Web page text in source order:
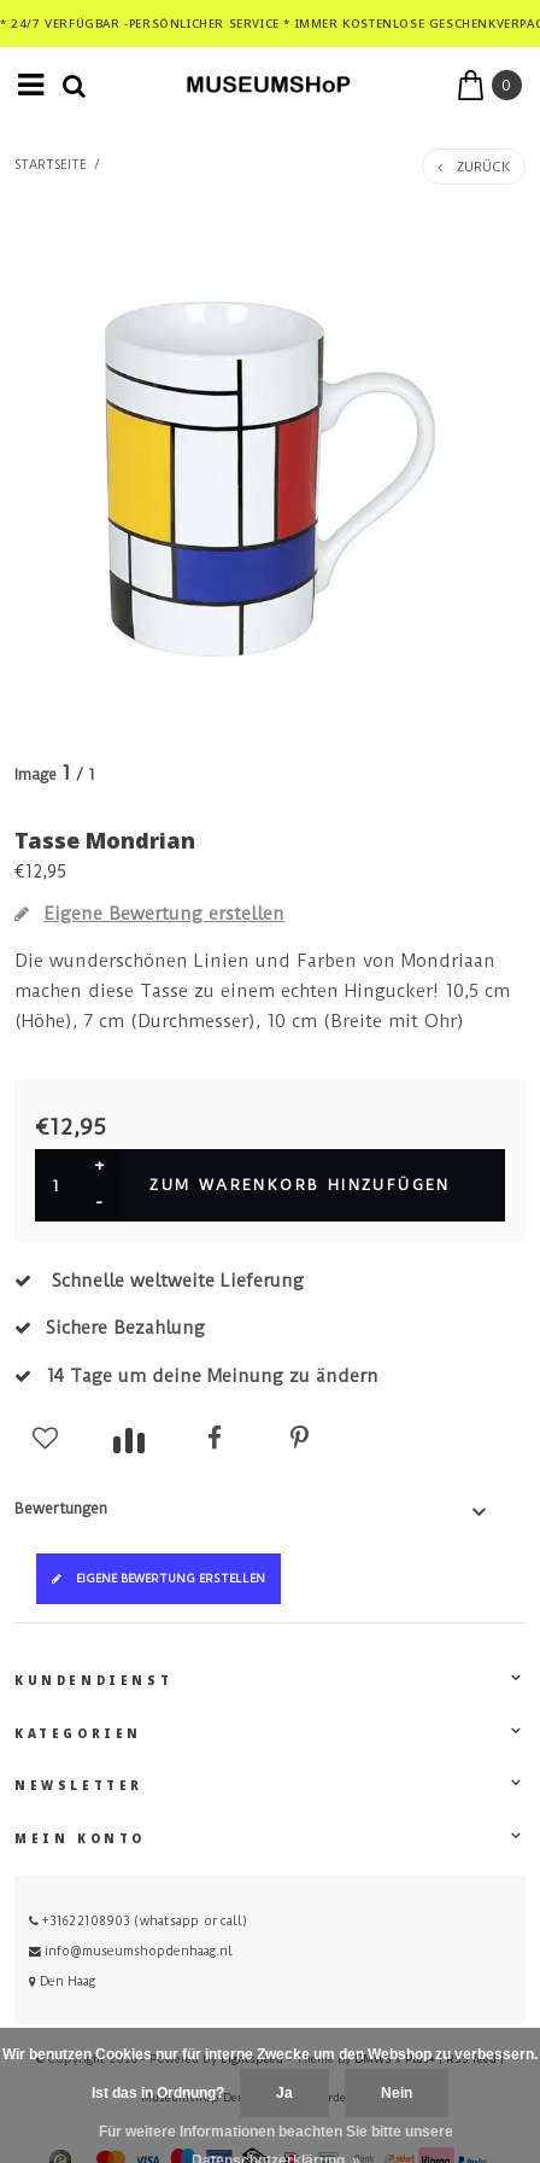
* 24/7 VERFÜGBAR -PERSÖNLICHER SERVICE * IMMER KOSTENLOSE
0
STARTSEITE / ZURÜCK
Image 1 / 1
Tasse Mondrian
€12,95
Eigene Bewertung erstellen
Die wunderschönen Linien und Farben von Mondriaan
machen diese Tasse zu einem echten Hingucker! 10,5 cm
(Höhe), 7 cm (Durchmesser), 10 cm (Breite mit Ohr)
€12,95
+
-
ZUM WARENKORB HINZUFÜGEN
Schnelle weltweite Lieferung
Sichere Bezahlung
14 Tage um deine Meinung zu ändern
Bewertungen
EIGENE BEWERTUNG ERSTELLEN
KUNDENDIENST
KATEGORIEN
NEWSLETTER
MEIN KONTO
+31622108903 (whatsapp or call)
info@museumshopdenhaag.nl
Den Haag
© Copyright 2026 - Powered byLightspeed- Theme ByDMWSxPlus+|RSS feed|
Museumshop Den Haag
/- beoordelingen op
Wir benutzen Cookies nur für interne Zwecke um den Webshop zu verbessern.
Ist das in Ordnung? Ja Nein
Für weitere Informationen beachten Sie bitte unsere